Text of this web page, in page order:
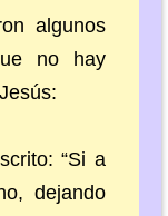
algunos
no hay
“Si a
dejando